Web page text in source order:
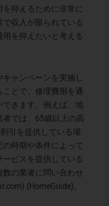
抑えるために非常に
収入が限られている
を抑えたいと考える
ャンペーンを実施し
とで、修理費用を通
きます。例えば、地
では、65歳以上の高
引を提供している場
時期や条件によって
ビスを提供している
の業者に問い合わせ
(HomeGuide)。